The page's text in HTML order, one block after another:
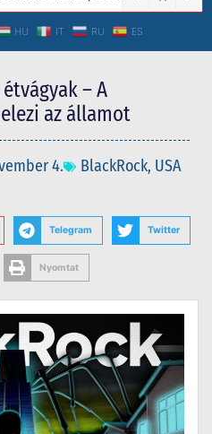
HU IT RU ES
– A
az államot
4. BlackRock, USA
Telegram Twitter
Nyomtat